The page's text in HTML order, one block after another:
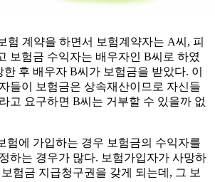
험 계약을 하면서 보험계약자는 A씨, 피
보험금 수익자는 배우자인 B씨로 하였
후 배우자 B씨가 보험금을 받았다. 이
들이 보험금은 상속재산이므로 자신들
고 요구하면 B씨는 거부할 수 있을까 없
험에 가입하는 경우 보험금의 수익자를
하는 경우가 많다. 보험가입자가 사망하
험금 지급청구권을 갖게 되는데, 그 보